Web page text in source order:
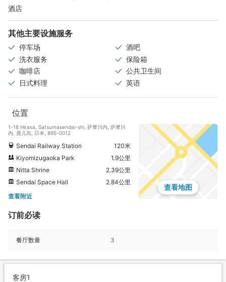
酒店
其他主要设施服务
停车场
酒吧
洗衣服务
保险箱
咖啡店
公共卫生间
日式料理
英语
位置
1-18 Hirasa, Satsumasendai-shi, 萨摩川内, 萨摩川
内, 鹿儿岛, 日本, 895-0012
Sendai Railway Station
120米
Kiyomizugaoka Park
1.9公里
Nitta Shrine
2.39公里
Sendai Space Hall
2.84公里
查看附近
查看地图
订前必读
餐厅数量 3
客房1